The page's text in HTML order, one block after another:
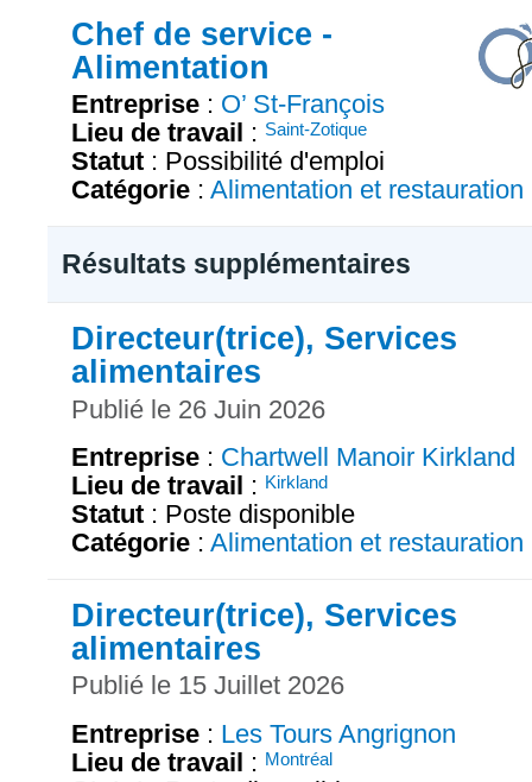
Chef de service -
Alimentation
Entreprise : O’ St-François
Lieu de travail : Saint-Zotique
Statut : Possibilité d'emploi
Catégorie : Alimentation et restauration
Résultats supplémentaires
Directeur(trice), Services
alimentaires
Publié le 26 Juin 2026
Entreprise : Chartwell Manoir Kirkland
Lieu de travail : Kirkland
Statut : Poste disponible
Catégorie : Alimentation et restauration
Directeur(trice), Services
alimentaires
Publié le 15 Juillet 2026
Entreprise : Les Tours Angrignon
Lieu de travail : Montréal